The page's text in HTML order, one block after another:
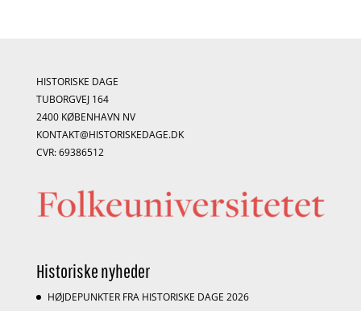
HISTORISKE DAGE
TUBORGVEJ 164
2400 KØBENHAVN NV
KONTAKT@HISTORISKEDAGE.DK
CVR: 69386512
Historiske nyheder
HØJDEPUNKTER FRA HISTORISKE DAGE 2026